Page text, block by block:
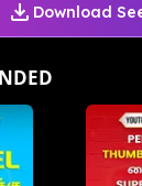
Download